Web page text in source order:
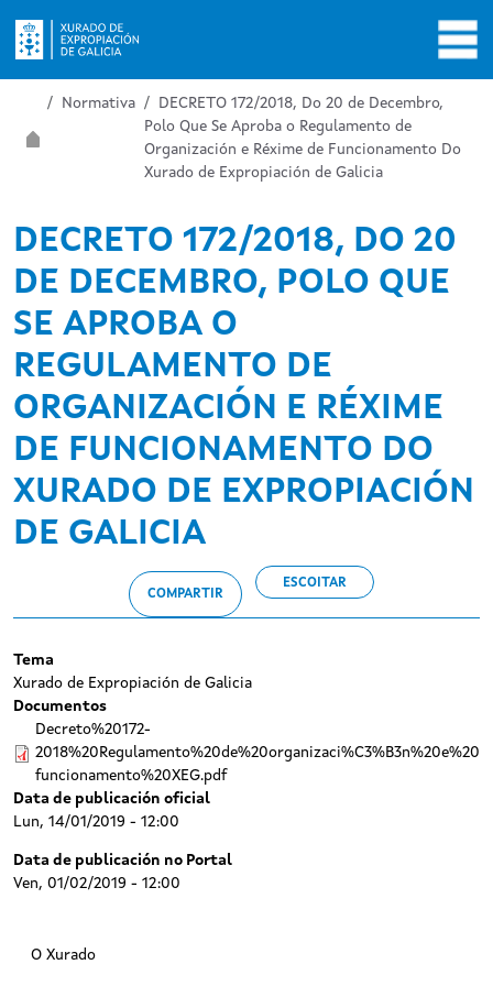
Miga de pan
Inicio Normativa
DECRETO 172/2018, Do 20 de Decembro,
Polo Que Se Aproba o Regulamento de
Organización e Réxime de Funcionamento Do
Xurado de Expropiación de Galicia
O Xurado
DECRETO 172/2018, DO 20
DE DECEMBRO, POLO QUE
SE APROBA O
REGULAMENTO DE
ORGANIZACIÓN E RÉXIME
DE FUNCIONAMENTO DO
XURADO DE EXPROPIACIÓN
DE GALICIA
COMPARTIR
ESCOITAR
Tema
Xurado de Expropiación de Galicia
Documentos
Decreto%20172-
2018%20Regulamento%20de%20organizaci%C3%B3n%20e%20
funcionamento%20XEG.pdf
Data de publicación oficial
Lun, 14/01/2019 - 12:00
Data de publicación no Portal
Ven, 01/02/2019 - 12:00